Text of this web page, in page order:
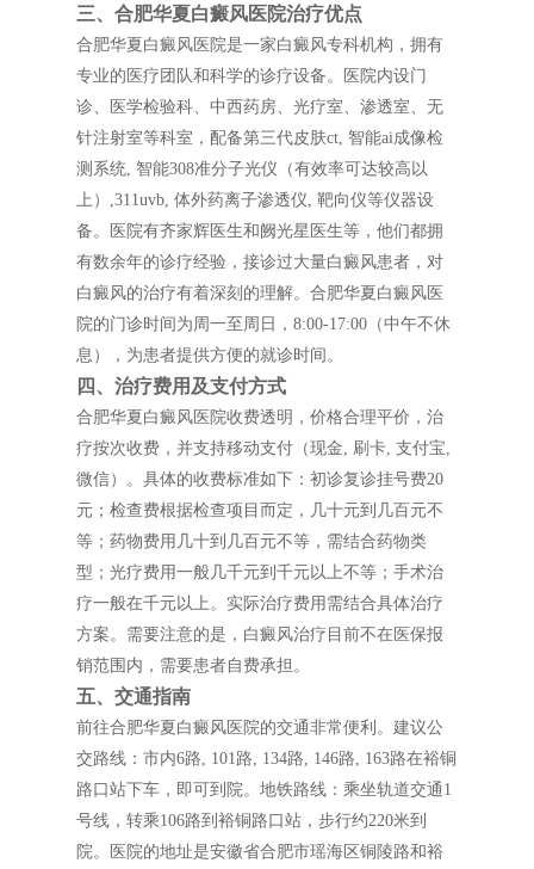
三、合肥华夏白癜风医院治疗优点
合肥华夏白癜风医院是一家白癜风专科机构，拥有
专业的医疗团队和科学的诊疗设备。医院内设门
诊、医学检验科、中西药房、光疗室、渗透室、无
针注射室等科室，配备第三代皮肤ct, 智能ai成像检
测系统, 智能308准分子光仪（有效率可达较高以
上）,311uvb, 体外药离子渗透仪, 靶向仪等仪器设
备。医院有齐家辉医生和阙光星医生等，他们都拥
有数余年的诊疗经验，接诊过大量白癜风患者，对
白癜风的治疗有着深刻的理解。合肥华夏白癜风医
院的门诊时间为周一至周日，8:00-17:00（中午不休
息），为患者提供方便的就诊时间。
四、治疗费用及支付方式
合肥华夏白癜风医院收费透明，价格合理平价，治
疗按次收费，并支持移动支付（现金, 刷卡, 支付宝,
微信）。具体的收费标准如下：初诊复诊挂号费20
元；检查费根据检查项目而定，几十元到几百元不
等；药物费用几十到几百元不等，需结合药物类
型；光疗费用一般几千元到千元以上不等；手术治
疗一般在千元以上。实际治疗费用需结合具体治疗
方案。需要注意的是，白癜风治疗目前不在医保报
销范围内，需要患者自费承担。
五、交通指南
前往合肥华夏白癜风医院的交通非常便利。建议公
交路线：市内6路, 101路, 134路, 146路, 163路在裕铜
路口站下车，即可到院。地铁路线：乘坐轨道交通1
号线，转乘106路到裕铜路口站，步行约220米到
院。医院的地址是安徽省合肥市瑶海区铜陵路和裕